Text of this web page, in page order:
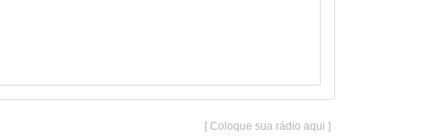
[ Coloque sua rádio aqui ]